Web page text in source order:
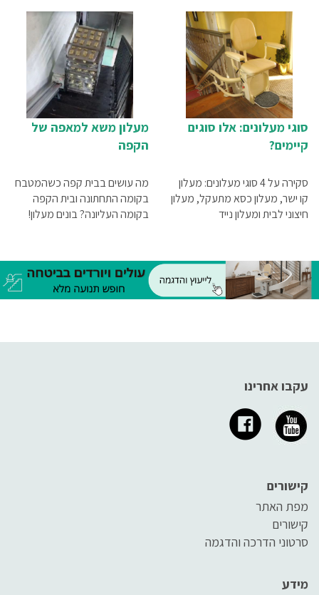
מעלון משא למאפה של
הקפה
מה עושים בבית קפה כשהמטבח
בקומה התחתונה ובית הקפה
בקומה העליונה? בונים מעלון!
סוגי מעלונים: אלו סוגים
קיימים?
סקירה על 4 סוגי מעלונים: מעלון
קו ישר, מעלון כסא מתעקל, מעלון
חיצוני לבית ומעלון נייד
עקבו אחרינו
קישורים
מפת האתר
קישורים
סרטוני הדרכה והדגמה
מידע